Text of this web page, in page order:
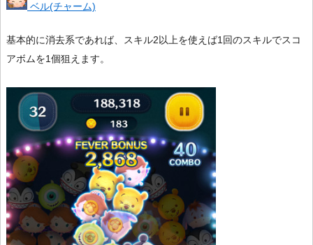
ベル(チャーム)
基本的に消去系であれば、スキル2以上を使えば1回のスキルでスコ
アボムを1個狙えます。